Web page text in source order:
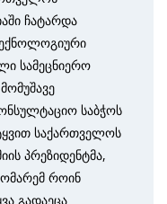
ჩატარდა
სამეცნიერო
საბჭოს
საქართველოს
პრეზიდენტმა,
როინ
გადაეცა